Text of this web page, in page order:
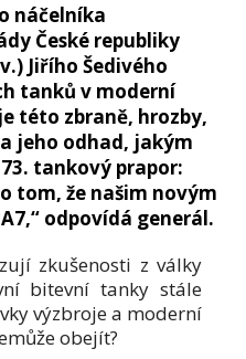
náčelníka
České republiky
Jiřího Šedivého
tanků v moderní
této zbraně, hrozby,
jeho odhad, jakým
tankový prapor:
tom, že našim novým
odpovídá generál.
zkušenosti z války
bitevní tanky stále
výzbroje a moderní
obejít?